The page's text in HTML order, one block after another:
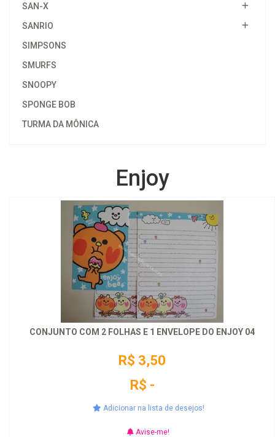
SAN-X
SANRIO
SIMPSONS
SMURFS
SNOOPY
SPONGE BOB
TURMA DA MÔNICA
Enjoy
CONJUNTO COM 2 FOLHAS E 1 ENVELOPE DO ENJOY 04
R$ 3,50
R$ -
Adicionar na lista de desejos!
Avise-me!